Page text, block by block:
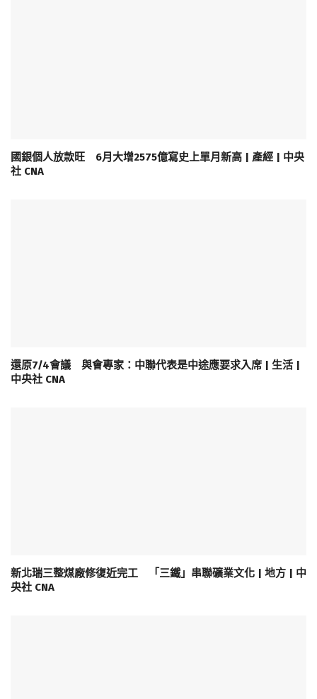
國銀個人放款旺 6月大增2575億寫史上單月新高 | 產經 | 中央
社 CNA
還原7/4會議 與會專家：中聯代表是中途應要求入席 | 生活 |
中央社 CNA
新北瑞三整煤廠修復近完工 「三鐵」串聯礦業文化 | 地方 | 中
央社 CNA